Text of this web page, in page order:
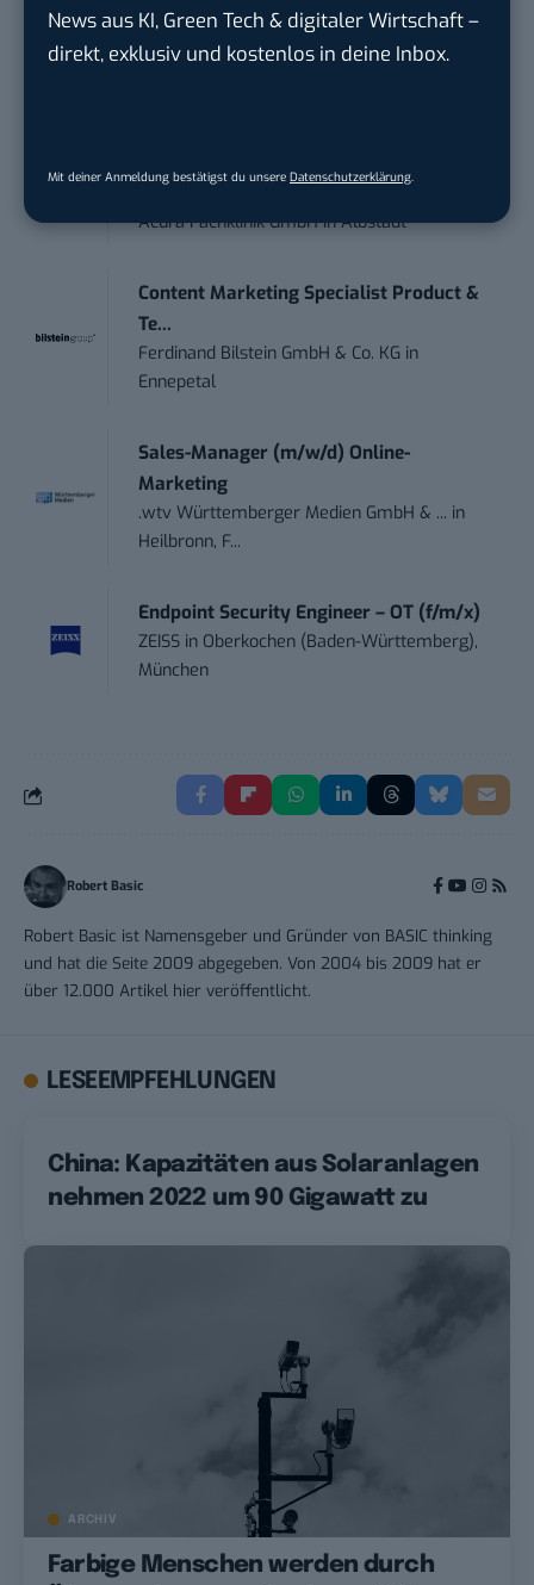
News aus KI, Green Tech & digitaler Wirtschaft –
direkt, exklusiv und kostenlos in deine Inbox.
Mit deiner Anmeldung bestätigst du unsere Datenschutzerklärung.
IT Sales & Online Marketing Manager
(m/w/...
Acura Fachklinik GmbHinAlbstadt
Content Marketing Specialist Product &
Te...
Ferdinand Bilstein GmbH & Co. KG in
Ennepetal
Sales-Manager (m/w/d) Online-
Marketing
.wtv Württemberger Medien GmbH & ... in
Heilbronn, F...
Endpoint Security Engineer – OT (f/m/x)
ZEISS in Oberkochen (Baden-Württemberg),
München
Robert Basic
Robert Basic ist Namensgeber und Gründer von BASIC thinking
und hat die Seite 2009 abgegeben. Von 2004 bis 2009 hat er
über 12.000 Artikel hier veröffentlicht.
LESEEMPFEHLUNGEN
China: Kapazitäten aus Solaranlagen
nehmen 2022 um 90 Gigawatt zu
ARCHIV
Farbige Menschen werden durch